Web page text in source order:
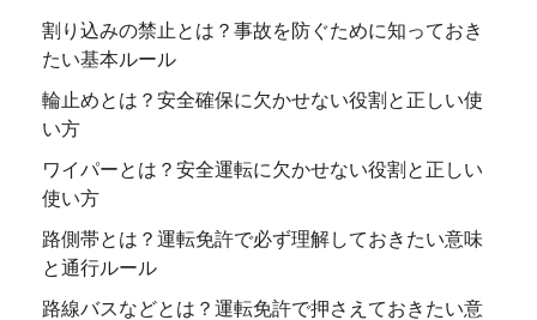
割り込みの禁止とは？事故を防ぐために知っておき
たい基本ルール
輪止めとは？安全確保に欠かせない役割と正しい使
い方
ワイパーとは？安全運転に欠かせない役割と正しい
使い方
路側帯とは？運転免許で必ず理解しておきたい意味
と通行ルール
路線バスなどとは？運転免許で押さえておきたい意